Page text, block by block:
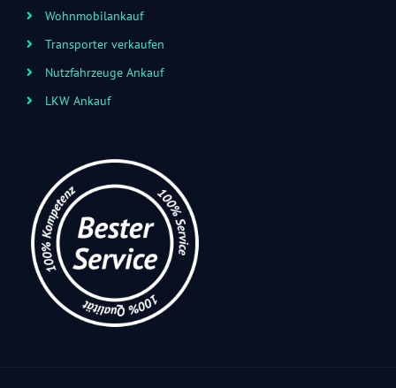
Wohnmobilankauf
Transporter verkaufen
Nutzfahrzeuge Ankauf
LKW Ankauf